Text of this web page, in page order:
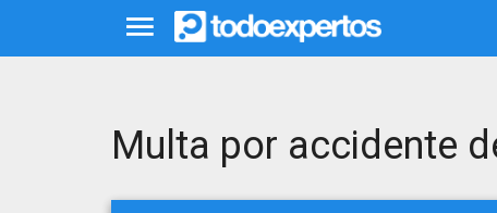
Multa por accidente